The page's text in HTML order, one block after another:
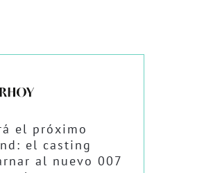
el próximo
el casting
al nuevo 007